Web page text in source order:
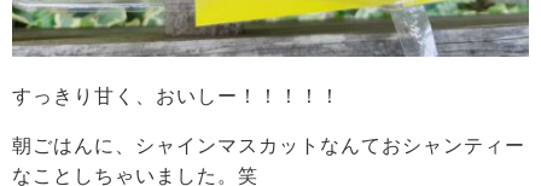
すっきり甘く、おいしー！！！！！
朝ごはんに、シャインマスカットなんておシャンティー
なことしちゃいました。笑